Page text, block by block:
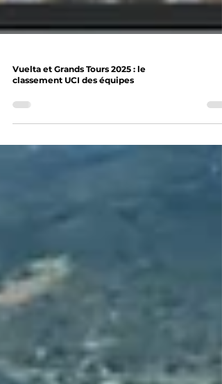
Vuelta et Grands Tours 2025 : le
classement UCI des équipes